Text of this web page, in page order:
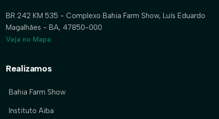
BR 242 KM 535 - Complexo Bahia Farm Show, Luís Eduardo
Magalhães - BA, 47850-000
Veja no Mapa
Realizamos
Bahia Farm Show
Instituto Aiba